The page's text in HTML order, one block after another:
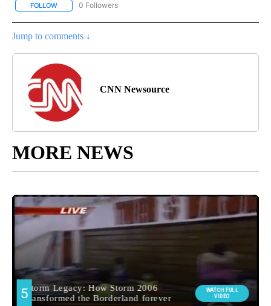
FOLLOW FOLLOW "CNN - SPANISH" TO RECEIVE NOTIFICATIONS ABOUT
0 Followers
Jump to comments ↓
CNN Newsource
MORE NEWS